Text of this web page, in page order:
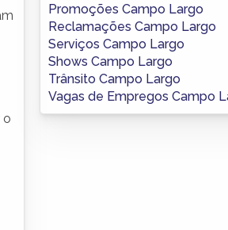
o
Promoções Campo Largo
Reclamações Campo Largo
Serviços Campo Largo
Shows Campo Largo
Trânsito Campo Largo
Vagas de Empregos Campo